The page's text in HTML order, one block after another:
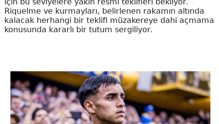
Riquelme ve kurmayları, belirlenen rakamın altında
kalacak herhangi bir teklifi müzakereye dahi açmama
konusunda kararlı bir tutum sergiliyor.